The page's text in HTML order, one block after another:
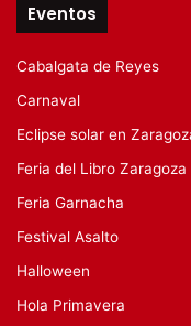
Eventos
Cabalgata de Reyes
Carnaval
Eclipse solar en
Feria del Libro Zaragoza
Feria Garnacha
Festival Asalto
Halloween
Hola Primavera